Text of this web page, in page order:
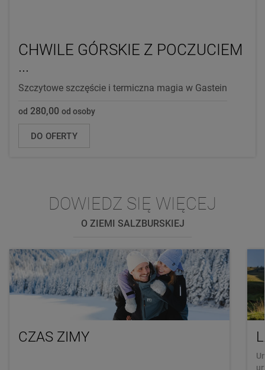
CHWILE GÓRSKIE Z POCZUCIEM
...
Szczytowe szczęście i termiczna magia w Gastein
od 280,00 od osoby
DO OFERTY
DOWIEDZ SIĘ WIĘCEJ
O ZIEMI SALZBURSKIEJ
CZAS ZIMY